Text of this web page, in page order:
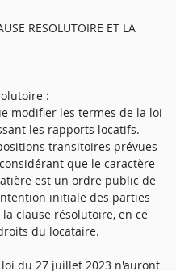
RESOLUTOIRE ET LA
:
modifier les termes de la loi
les rapports locatifs.
transitoires prévues
que le caractère
est un ordre public de
initiale des parties
clause résolutoire, en ce
du locataire.
du 27 juillet 2023 n'auront